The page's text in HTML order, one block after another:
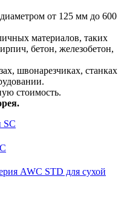
от 125 мм до 600
материалов, таких
бетон, железобетон,
швонарезчиках, станках
стоимость.